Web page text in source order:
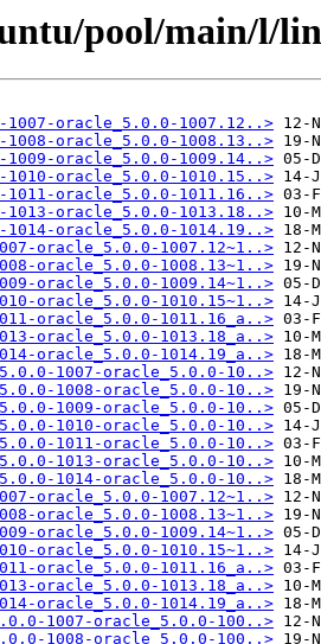
pool/main/l/
oracle_5.0.0-1007.12..>
oracle_5.0.0-1008.13..>
oracle_5.0.0-1009.14..>
oracle_5.0.0-1010.15..>
oracle_5.0.0-1011.16..>
oracle_5.0.0-1013.18..>
oracle_5.0.0-1014.19..>
oracle_5.0.0-1007.12~1..>
oracle_5.0.0-1008.13~1..>
oracle_5.0.0-1009.14~1..>
oracle_5.0.0-1010.15~1..>
oracle_5.0.0-1011.16_a..>
oracle_5.0.0-1013.18_a..>
oracle_5.0.0-1014.19_a..>
1007-oracle_5.0.0-10..>
1008-oracle_5.0.0-10..>
1009-oracle_5.0.0-10..>
1010-oracle_5.0.0-10..>
1011-oracle_5.0.0-10..>
1013-oracle_5.0.0-10..>
1014-oracle_5.0.0-10..>
oracle_5.0.0-1007.12~1..>
oracle_5.0.0-1008.13~1..>
oracle_5.0.0-1009.14~1..>
oracle_5.0.0-1010.15~1..>
oracle_5.0.0-1011.16_a..>
oracle_5.0.0-1013.18_a..>
oracle_5.0.0-1014.19_a..>
1007-oracle_5.0.0-100..>
1008-oracle_5.0.0-100..>